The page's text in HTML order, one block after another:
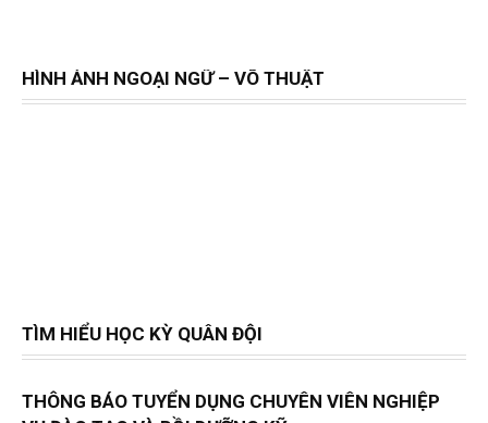
HÌNH ẢNH NGOẠI NGỮ – VÕ THUẬT
TÌM HIỂU HỌC KỲ QUÂN ĐỘI
THÔNG BÁO TUYỂN DỤNG CHUYÊN VIÊN NGHIỆP